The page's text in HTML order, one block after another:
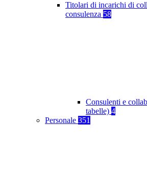
Titolari di incarichi di
consulenza 58
Consulenti e
tabelle) 4
Personale 351